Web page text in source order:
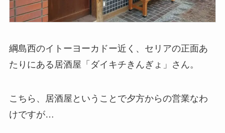
綱島西のイトーヨーカドー近く、セリアの正面あ
たりにある居酒屋「ダイキチきんぎょ」さん。
こちら、居酒屋ということで夕方からの営業なわ
けですが…